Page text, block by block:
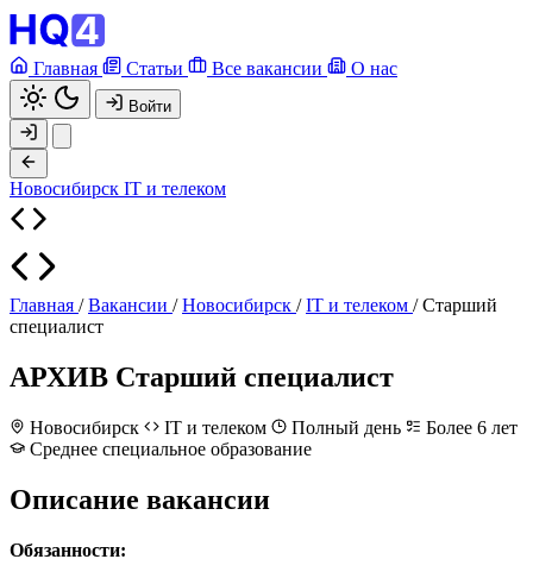
Главная Статьи Все вакансии О нас
Войти
Новосибирск IT и телеком
Главная / Вакансии / Новосибирск / IT и телеком / Старший
специалист
АРХИВ Старший специалист
Новосибирск IT и телеком Полный день
Более 6 лет
Среднее специальное образование
Описание вакансии
Обязанности: